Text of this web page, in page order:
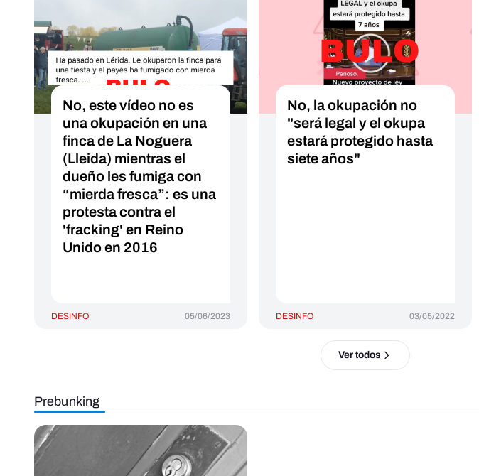
No, este vídeo no es
una okupación en una
finca de La Noguera
(Lleida) mientras el
dueño les fumiga con
“mierda fresca”: es una
protesta contra el
'fracking' en Reino
Unido en 2016
DESINFO 05/06/2023
No, la okupación no
"será legal y el okupa
estará protegido hasta
siete años"
DESINFO 03/05/2022
Ver todos
Prebunking